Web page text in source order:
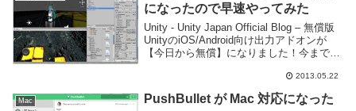
になったので早速やってみた
Unity - Unity Japan Official Blog – 無償版
UnityのiOS/Android向け出力アドオンが
【今日から無償】になりました！今まで
2013.05.22
Mac PushBullet が Mac 対応になった